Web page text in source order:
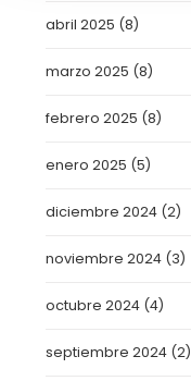
abril 2025 (8)
marzo 2025 (8)
febrero 2025 (8)
enero 2025 (5)
diciembre 2024 (2)
noviembre 2024 (3)
octubre 2024 (4)
septiembre 2024 (2)